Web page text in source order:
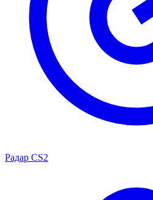
Радар CS2